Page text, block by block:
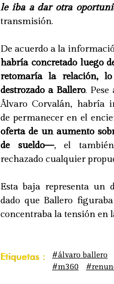
le iba a dar otra
transmisión.
De acuerdo a la
habría concretado luego
retomaría la relación, lo
destrozado a Ballero.
Álvaro Corvalán, habría
de permanecer en el
oferta de un aumento
de sueldo—, el
rechazado cualquier
Esta baja representa un
dado que Ballero
concentraba la tensión en
Etiquetas : #álvaro ballero
#m360